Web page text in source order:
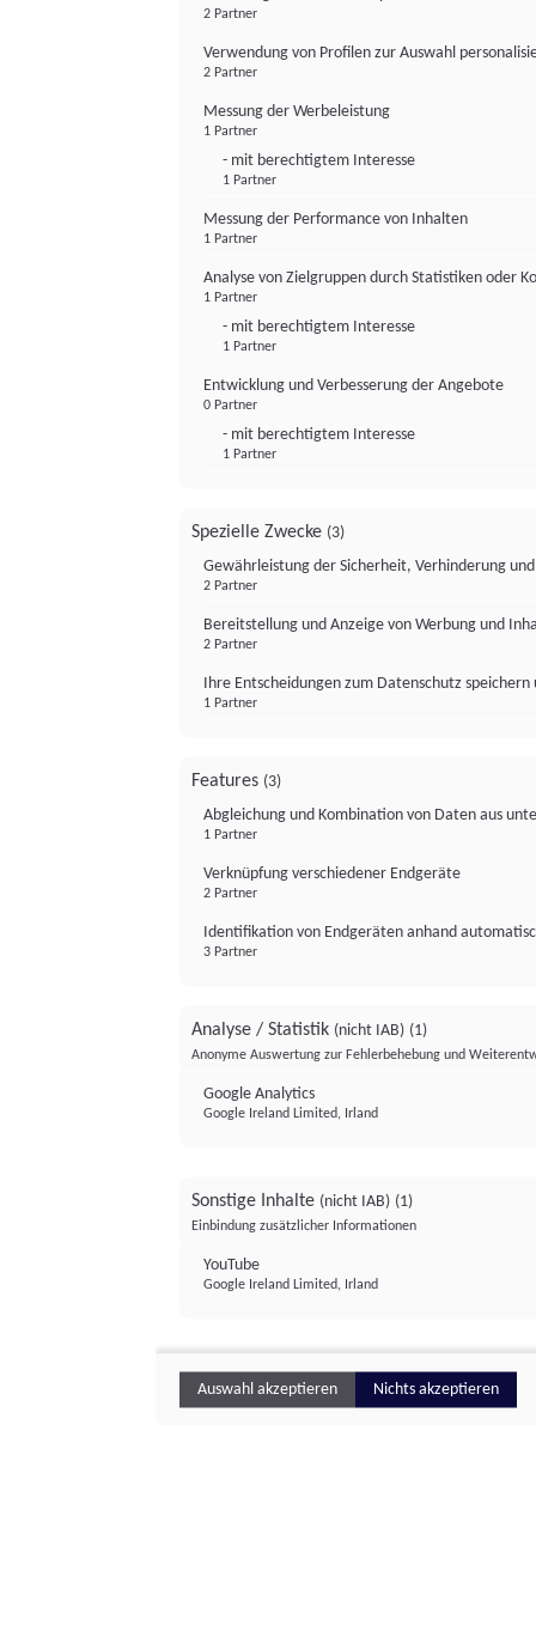
2 Partner
Verwendung von Profilen zur Auswahl
2 Partner
Messung der Werbeleistung
1 Partner
- mit berechtigtem Interesse
1 Partner
Messung der Performance von Inhalten
1 Partner
Analyse von Zielgruppen durch Statistiken oder
1 Partner
- mit berechtigtem Interesse
1 Partner
Entwicklung und Verbesserung der Angebote
0 Partner
- mit berechtigtem Interesse
1 Partner
Spezielle Zwecke (3)
Gewährleistung der Sicherheit, Verhinderung
2 Partner
Bereitstellung und Anzeige von Werbung und
2 Partner
Ihre Entscheidungen zum Datenschutz
1 Partner
Features (3)
Abgleichung und Kombination von Daten aus
1 Partner
Verknüpfung verschiedener Endgeräte
2 Partner
Identifikation von Endgeräten anhand
3 Partner
Analyse / Statistik (nicht IAB) (1)
Anonyme Auswertung zur Fehlerbehebung und
Google Analytics
Google Ireland Limited, Irland
Sonstige Inhalte (nicht IAB) (1)
Einbindung zusätzlicher Informationen
YouTube
Google Ireland Limited, Irland
Auswahl akzeptieren Nichts akzeptieren